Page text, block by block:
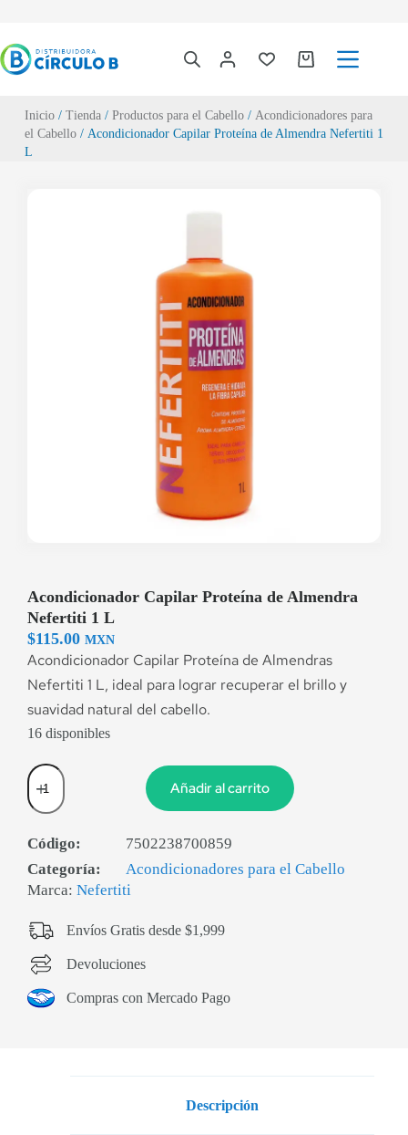
Inicio/ Tienda/ Productos para el Cabello/ Acondicionadores para
el Cabello/ Acondicionador Capilar Proteína de Almendra Nefertiti 1
L
Acondicionador Capilar Proteína de Almendra
Nefertiti 1 L
$115.00 MXN
Acondicionador Capilar Proteína de Almendras
Nefertiti 1 L, ideal para lograr recuperar el brillo y
suavidad natural del cabello.
16 disponibles
Añadir al carrito
Código:
7502238700859
Categoría:
Acondicionadores para el Cabello
Marca: Nefertiti
Envíos Gratis desde $1,999
Devoluciones
Compras con Mercado Pago
Descripción